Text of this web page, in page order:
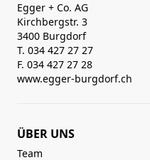
Egger + Co. AG
Kirchbergstr. 3
3400 Burgdorf
T. 034 427 27 27
F. 034 427 27 28
www.egger-burgdorf.ch
ÜBER UNS
Team